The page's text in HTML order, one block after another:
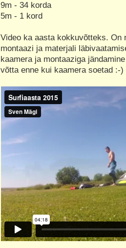
9m - 34 korda
5m - 1 kord
Video ka aasta kokkuvõtteks. On
montaazi ja materjali
kaamera ja montaaziga
võtta enne kui kaamera soetad :-)